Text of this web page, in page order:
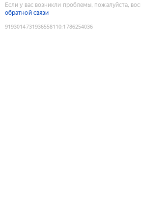
Если у вас возникли проблемы, пожалуйста,
обратной связи
9193014731936558110:1786254036